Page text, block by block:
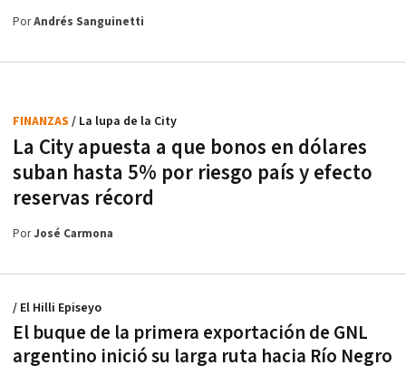
PorAndrés Sanguinetti
La City apuesta a que bonos en dólares
suban hasta 5% por riesgo país y efecto
reservas récord
FINANZAS / La lupa de la City
PorJosé Carmona
El buque de la primera exportación de GNL
argentino inició su larga ruta hacia Río Negro
/ El Hilli Episeyo